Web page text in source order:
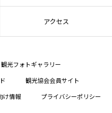
アクセス
観光フォトギャラリー
観光協会会員サイト
け情報 プライバシーポリシー